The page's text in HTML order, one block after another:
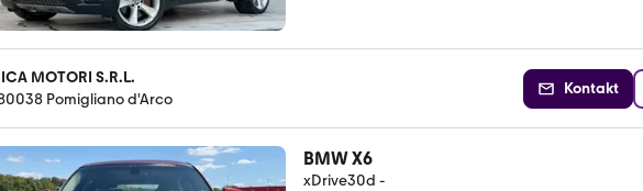
MOTORI S.R.L.
Pomigliano d'Arco
Kontakt
BMW X6
xDrive30d -